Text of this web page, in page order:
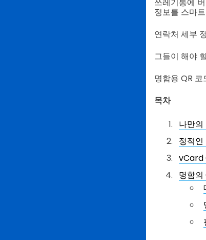
쓰레기통에
정보를 스마
연락처 세부
그들이 해야
명함용 QR
목차
나만
정적
vCard
명함